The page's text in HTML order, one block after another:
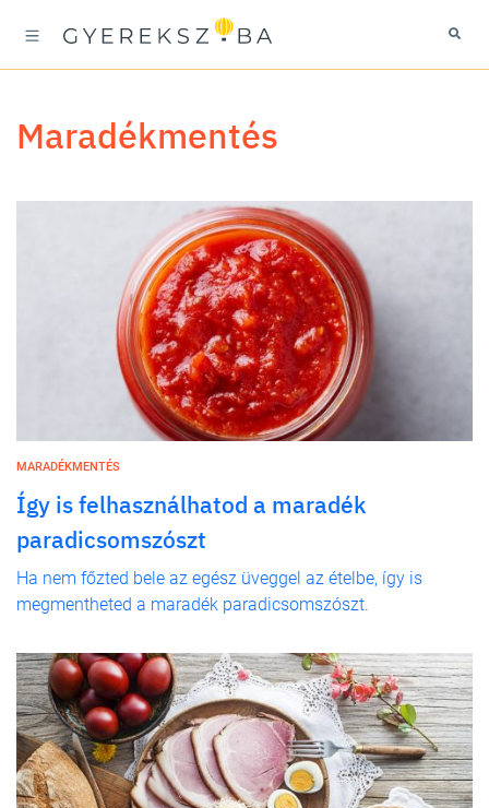
maradékmentés
MARADÉKMENTÉS
Így is felhasználhatod a maradék
paradicsomszószt
Ha nem főzted bele az egész üveggel az ételbe, így is
megmentheted a maradék paradicsomszószt.